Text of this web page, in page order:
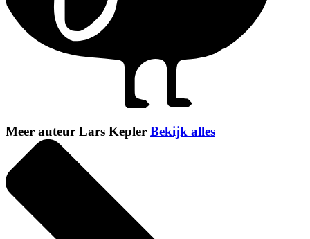
Meer auteur Lars Kepler Bekijk alles